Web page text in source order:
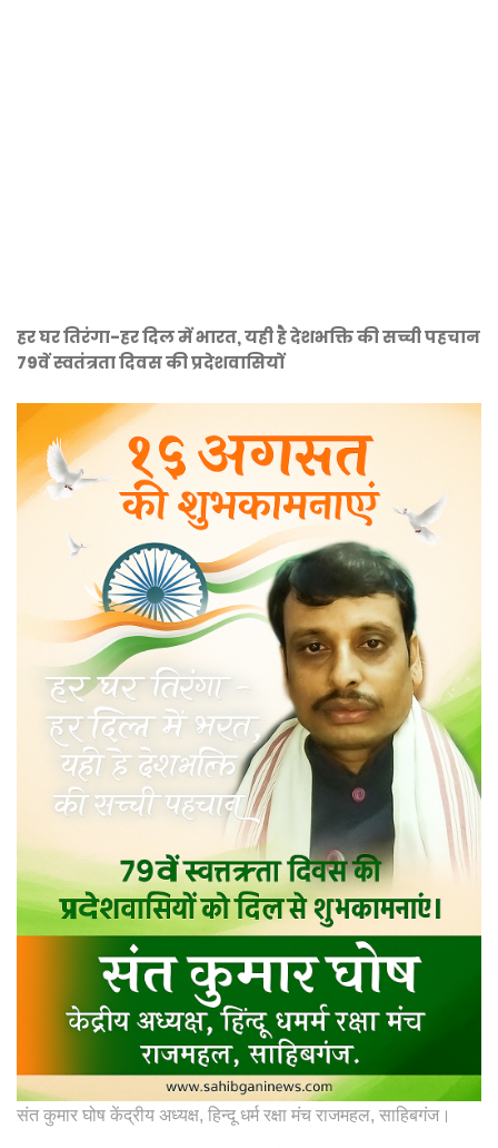
हर घर तिरंगा-हर दिल में भारत, यही है देशभक्ति की सच्ची पहचान
79वें स्वतंत्रता दिवस की प्रदेशवासियों
संत कुमार घोष केंद्रीय अध्यक्ष, हिन्दू धर्म रक्षा मंच राजमहल, साहिबगंज।